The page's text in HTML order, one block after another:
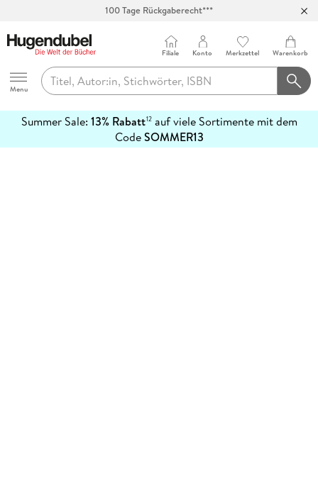
100 Tage Rückgaberecht***
Hugendubel
Menu
Filiale Konto Merkzettel Warenkorb
Summer Sale: 13% Rabatt12auf viele Sortimente mit dem
CodeSOMMER13
erfahren